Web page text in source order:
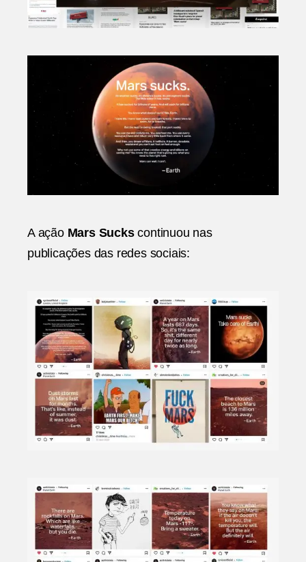
A ação Mars Suckscontinuou nas
publicações das redes sociais: